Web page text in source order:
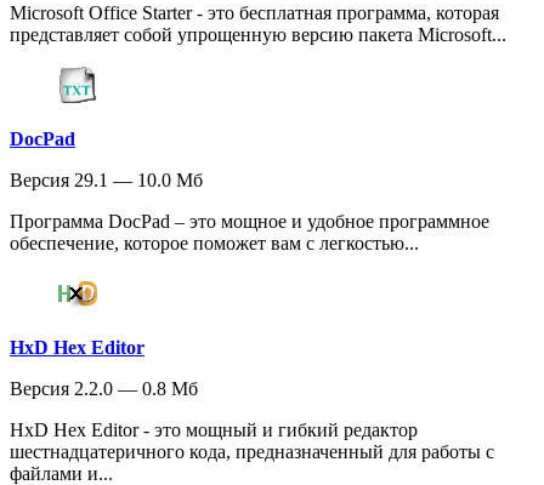
Microsoft Office Starter - это бесплатная программа, которая
представляет собой упрощенную версию пакета Microsoft...
DocPad
Версия 29.1 — 10.0 Мб
Программа DocPad – это мощное и удобное программное
обеспечение, которое поможет вам с легкостью...
HxD Hex Editor
Версия 2.2.0 — 0.8 Мб
HxD Hex Editor - это мощный и гибкий редактор
шестнадцатеричного кода, предназначенный для работы с
файлами и...